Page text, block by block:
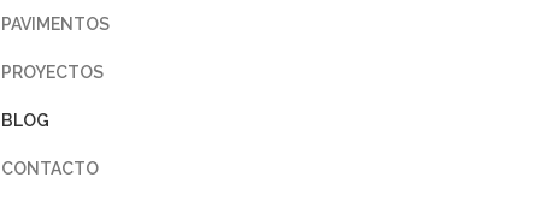
PAVIMENTOS
PROYECTOS
BLOG
CONTACTO